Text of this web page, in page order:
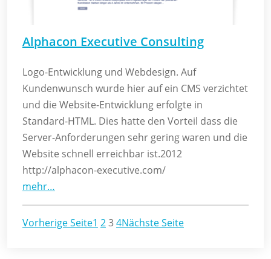
Alphacon Executive Consulting
Logo-Entwicklung und Webdesign. Auf
Kundenwunsch wurde hier auf ein CMS verzichtet
und die Website-Entwicklung erfolgte in
Standard-HTML. Dies hatte den Vorteil dass die
Server-Anforderungen sehr gering waren und die
Website schnell erreichbar ist.2012
http://alphacon-executive.com/
mehr…
Vorherige Seite1 234Nächste Seite